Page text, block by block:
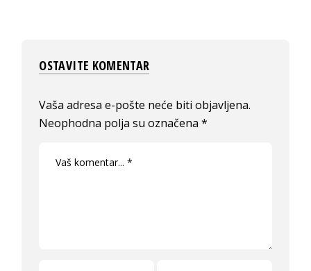
OSTAVITE KOMENTAR
Vaša adresa e-pošte neće biti objavljena.
Neophodna polja su označena*